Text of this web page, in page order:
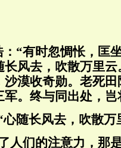
“有时忽惆怅，匡
风去，吹散万里
漠收奇勋。老死
。终与同出处，
随长风去，吹散万
人们的注意力，那